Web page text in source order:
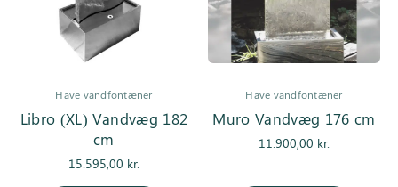
Have vandfontæner
Libro (XL) Vandvæg 182
cm
15.595,00 kr.
Have vandfontæner
Muro Vandvæg 176 cm
11.900,00 kr.